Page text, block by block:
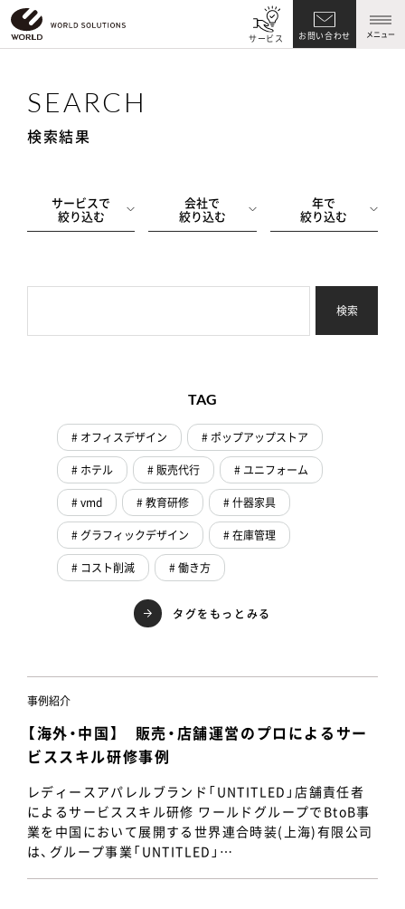
サービス お問い合わせ メニュー
SEARCH
検索結果
サービスで
絞り込む
会社で
絞り込む
年で
絞り込む
検索
TAG
# オフィスデザイン
# ポップアップストア
# ホテル
# 販売代行
# ユニフォーム
# vmd
# 教育研修
# 什器家具
# グラフィックデザイン
# 在庫管理
# コスト削減
# 働き方
タグをもっとみる
事例紹介
【海外・中国】 販売・店舗運営のプロによるサー
ビススキル研修事例
レディースアパレルブランド「UNTITLED」店舗責任者
によるサービススキル研修 ワールドグループでBtoB事
業を中国において展開する世界連合時装(上海)有限公司
は、グループ事業「UNTITLED」…